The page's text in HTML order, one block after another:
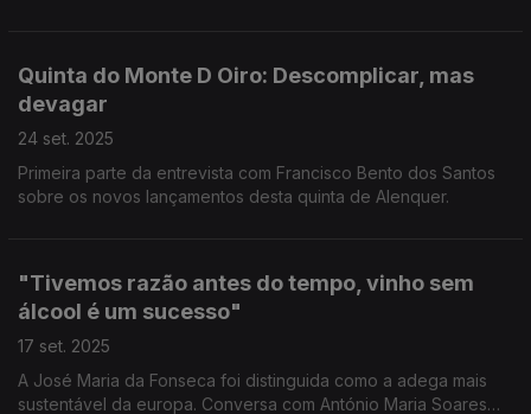
Quinta do Monte D Oiro: Descomplicar, mas
devagar
24 set. 2025
Primeira parte da entrevista com Francisco Bento dos Santos
sobre os novos lançamentos desta quinta de Alenquer.
"Tivemos razão antes do tempo, vinho sem
álcool é um sucesso"
17 set. 2025
A José Maria da Fonseca foi distinguida como a adega mais
sustentável da europa. Conversa com António Maria Soares